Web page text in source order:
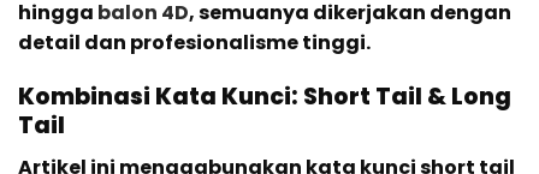
hingga balon 4D, semuanya dikerjakan dengan
detail dan profesionalisme tinggi.
Kombinasi Kata Kunci: Short Tail & Long
Tail
Artikel ini menggabungkan kata kunci short tail